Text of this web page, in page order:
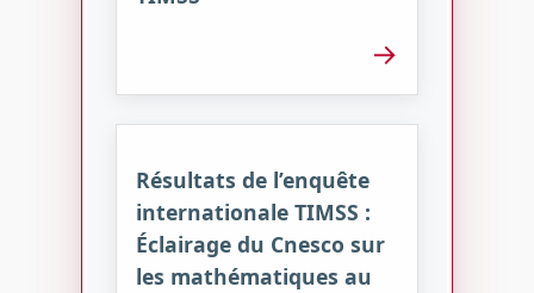
→
Résultats de l’enquête
internationale TIMSS :
Éclairage du Cnesco sur
les mathématiques au